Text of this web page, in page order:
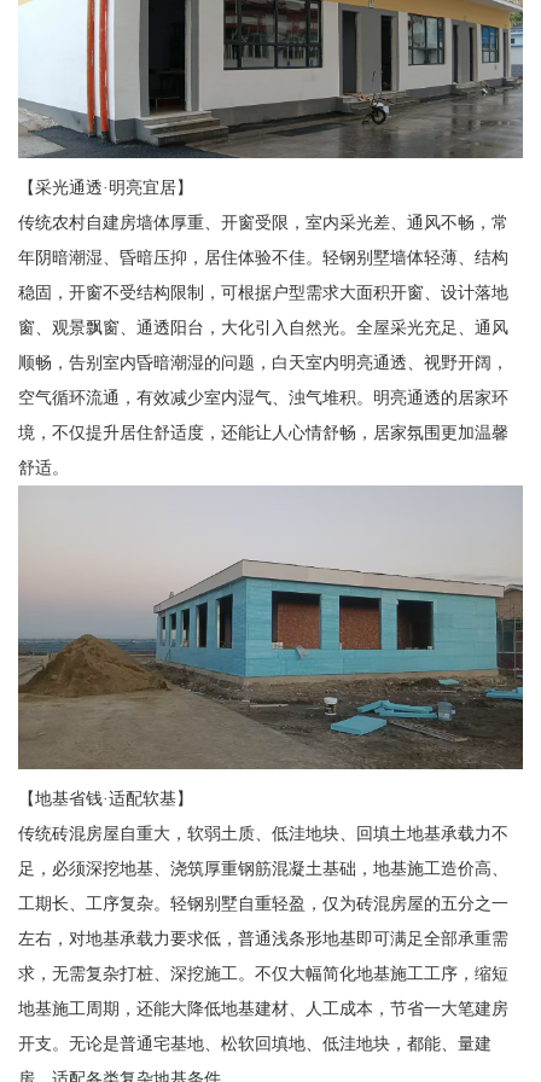
【采光通透·明亮宜居】
传统农村自建房墙体厚重、开窗受限，室内采光差、通风不畅，常
年阴暗潮湿、昏暗压抑，居住体验不佳。轻钢别墅墙体轻薄、结构
稳固，开窗不受结构限制，可根据户型需求大面积开窗、设计落地
窗、观景飘窗、通透阳台，大化引入自然光。全屋采光充足、通风
顺畅，告别室内昏暗潮湿的问题，白天室内明亮通透、视野开阔，
空气循环流通，有效减少室内湿气、浊气堆积。明亮通透的居家环
境，不仅提升居住舒适度，还能让人心情舒畅，居家氛围更加温馨
舒适。
【地基省钱·适配软基】
传统砖混房屋自重大，软弱土质、低洼地块、回填土地基承载力不
足，必须深挖地基、浇筑厚重钢筋混凝土基础，地基施工造价高、
工期长、工序复杂。轻钢别墅自重轻盈，仅为砖混房屋的五分之一
左右，对地基承载力要求低，普通浅条形地基即可满足全部承重需
求，无需复杂打桩、深挖施工。不仅大幅简化地基施工工序，缩短
地基施工周期，还能大降低地基建材、人工成本，节省一大笔建房
开支。无论是普通宅基地、松软回填地、低洼地块，都能、量建
房，适配各类复杂地基条件。